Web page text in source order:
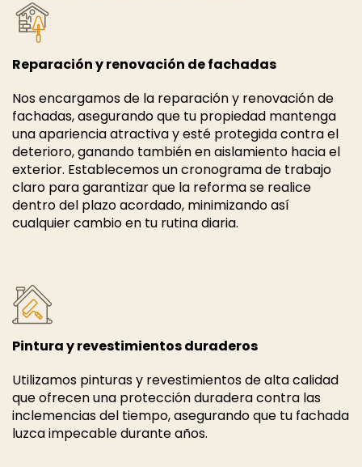
Reparación y renovación de fachadas
Nos encargamos de la reparación y renovación de
fachadas, asegurando que tu propiedad mantenga
una apariencia atractiva y esté protegida contra el
deterioro, ganando también en aislamiento hacia el
exterior. Establecemos un cronograma de trabajo
claro para garantizar que la reforma se realice
dentro del plazo acordado, minimizando así
cualquier cambio en tu rutina diaria.
Pintura y revestimientos duraderos
Utilizamos pinturas y revestimientos de alta calidad
que ofrecen una protección duradera contra las
inclemencias del tiempo, asegurando que tu fachada
luzca impecable durante años.